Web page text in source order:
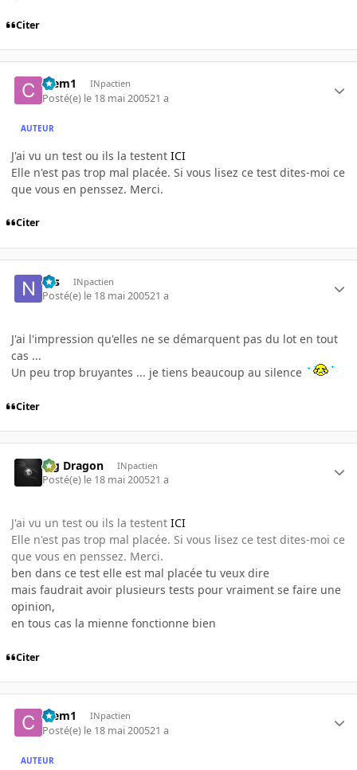
Citer
Clem1 INpactien
Posté(e) le 18 mai 200521 a
AUTEUR
J'ai vu un test ou ils la testent ICI
Elle n'est pas trop mal placée. Si vous lisez ce test dites-moi ce
que vous en penssez. Merci.
Citer
Nis INpactien
Posté(e) le 18 mai 200521 a
J'ai l'impression qu'elles ne se démarquent pas du lot en tout
cas ...
Un peu trop bruyantes ... je tiens beaucoup au silence
Citer
Big Dragon INpactien
Posté(e) le 18 mai 200521 a
J'ai vu un test ou ils la testent ICI
Elle n'est pas trop mal placée. Si vous lisez ce test dites-moi ce
que vous en penssez. Merci.
ben dans ce test elle est mal placée tu veux dire
mais faudrait avoir plusieurs tests pour vraiment se faire une
opinion,
en tous cas la mienne fonctionne bien
Citer
Clem1 INpactien
Posté(e) le 18 mai 200521 a
AUTEUR